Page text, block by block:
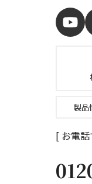
製品
[ お電